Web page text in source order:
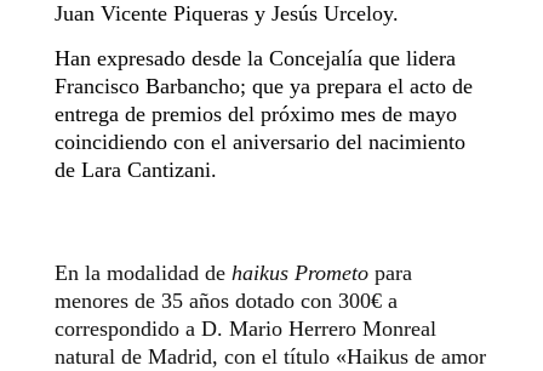
Juan Vicente Piqueras y Jesús Urceloy.
Han expresado desde la Concejalía que lidera
Francisco Barbancho; que ya prepara el acto de
entrega de premios del próximo mes de mayo
coincidiendo con el aniversario del nacimiento
de Lara Cantizani.
En la modalidad de haikus Prometopara
menores de 35 años dotado con 300€ a
correspondido a D. Mario Herrero Monreal
natural de Madrid, con el título «Haikus de amor